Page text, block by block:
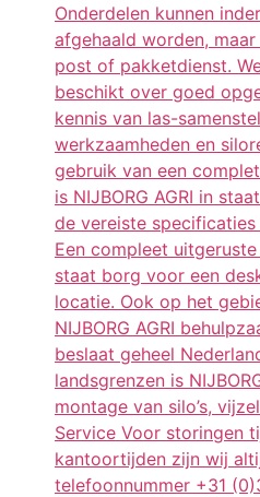
Onderdelen kunnen
afgehaald worden,
post of pakketdienst.
beschikt over goed
kennis van las-
werkzaamheden en
gebruik van een
is NIJBORG AGRI in
de vereiste
Een compleet
staat borg voor een
locatie. Ook op het
NIJBORG AGRI
beslaat geheel
landsgrenzen is
montage van silo’s,
Service Voor storingen
kantoortijden zijn wij
telefoonnummer +31